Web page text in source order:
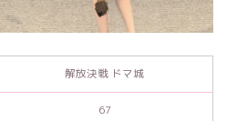
解放決戦 ドマ城
67